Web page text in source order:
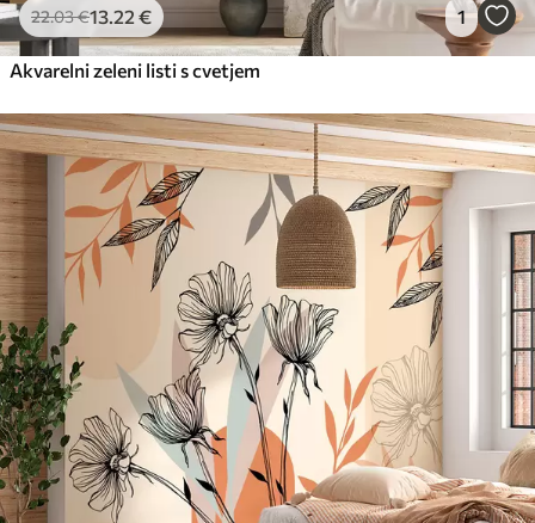
22.03€13.22 € 1
Akvarelni zeleni listi s cvetjem